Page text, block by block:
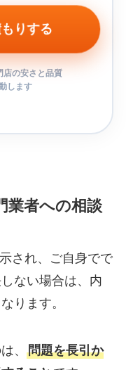
りする
店の安さと品質
します
業者への相談
され、ご自身でで
ない場合は、内
ります。
、 問題を長引か